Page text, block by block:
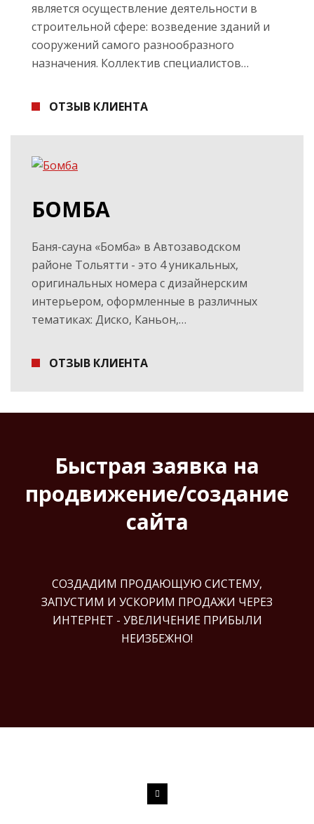
является осуществление деятельности в
строительной сфере: возведение зданий и
сооружений самого разнообразного
назначения. Коллектив специалистов…
ОТЗЫВ КЛИЕНТА
БОМБА
Баня-сауна «Бомба» в Автозаводском
районе Тольятти - это 4 уникальных,
оригинальных номера с дизайнерским
интерьером, оформленные в различных
тематиках: Диско, Каньон,…
ОТЗЫВ КЛИЕНТА
Быстрая заявка на
продвижение/создание
сайта
СОЗДАДИМ ПРОДАЮЩУЮ СИСТЕМУ,
ЗАПУСТИМ И УСКОРИМ ПРОДАЖИ ЧЕРЕЗ
ИНТЕРНЕТ - УВЕЛИЧЕНИЕ ПРИБЫЛИ
НЕИЗБЕЖНО!